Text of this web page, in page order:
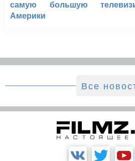
самую большую
Америки
Все